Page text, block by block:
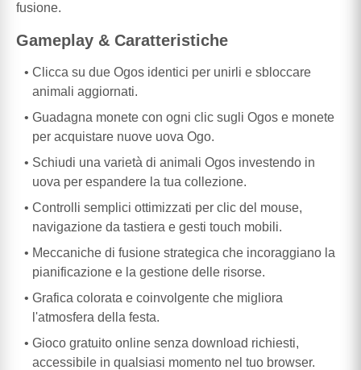
fusione.
Gameplay & Caratteristiche
Clicca su due Ogos identici per unirli e sbloccare
animali aggiornati.
Guadagna monete con ogni clic sugli Ogos e monete
per acquistare nuove uova Ogo.
Schiudi una varietà di animali Ogos investendo in
uova per espandere la tua collezione.
Controlli semplici ottimizzati per clic del mouse,
navigazione da tastiera e gesti touch mobili.
Meccaniche di fusione strategica che incoraggiano la
pianificazione e la gestione delle risorse.
Grafica colorata e coinvolgente che migliora
l'atmosfera della festa.
Gioco gratuito online senza download richiesti,
accessibile in qualsiasi momento nel tuo browser.